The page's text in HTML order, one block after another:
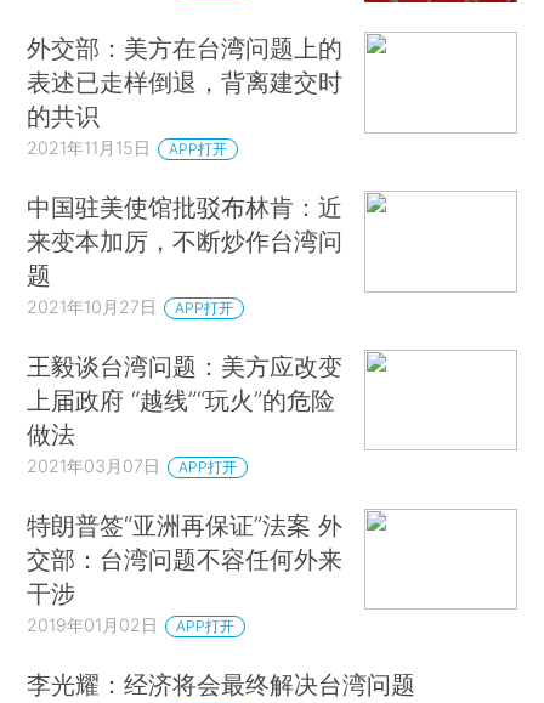
外交部：美方在台湾问题上的
表述已走样倒退，背离建交时
的共识
2021年11月15日 APP打开
中国驻美使馆批驳布林肯：近
来变本加厉，不断炒作台湾问
题
2021年10月27日 APP打开
王毅谈台湾问题：美方应改变
上届政府 “越线”“玩火”的危险
做法
2021年03月07日 APP打开
特朗普签“亚洲再保证”法案 外
交部：台湾问题不容任何外来
干涉
2019年01月02日 APP打开
李光耀：经济将会最终解决台湾问题